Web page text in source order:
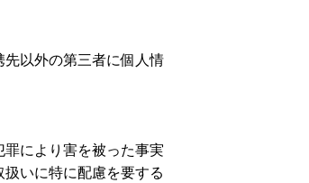
以外の第三者に個人情
により害を被った事実
いに特に配慮を要する